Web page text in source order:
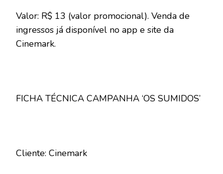
Valor: R$ 13 (valor promocional). Venda de
ingressos já disponível no app e site da
Cinemark.
FICHA TÉCNICA CAMPANHA ‘OS SUMIDOS’
Cliente: Cinemark